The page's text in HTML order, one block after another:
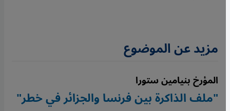
مزيد عن الموضوع
المؤرخ بنيامين ستورا
"ملف الذاكرة بين فرنسا والجزائر في خطر"